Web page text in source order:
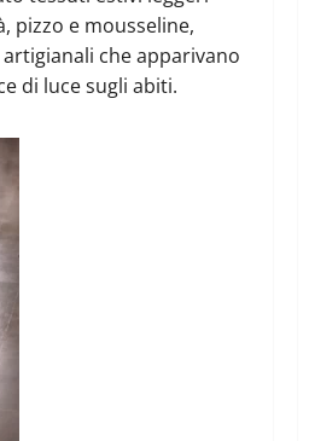
pizzo e mousseline,
che apparivano
di luce sugli abiti.